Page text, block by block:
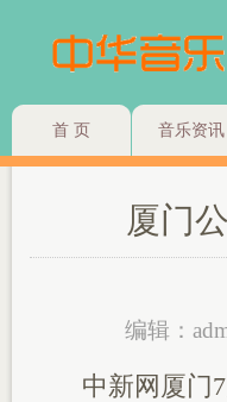
首 页 音乐资讯
厦门
编辑：
中新网厦门7